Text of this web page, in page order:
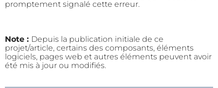
promptement signalé cette erreur.
Note : Depuis la publication initiale de ce
projet/article, certains des composants, éléments
logiciels, pages web et autres éléments peuvent avoir
été mis à jour ou modifiés.